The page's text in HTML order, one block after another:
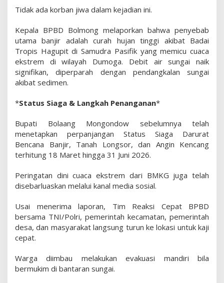
d
m
B
a
n
j
Tidak ada korban jiwa dalam kejadian ini.
Kepala BPBD Bolmong melaporkan bahwa penyebab
utama banjir adalah curah hujan tinggi akibat Badai
Tropis Hagupit di Samudra Pasifik yang memicu cuaca
ekstrem di wilayah Dumoga. Debit air sungai naik
signifikan, diperparah dengan pendangkalan sungai
akibat sedimen.
*Status Siaga & Langkah Penanganan*
Bupati Bolaang Mongondow sebelumnya telah
menetapkan perpanjangan Status Siaga Darurat
Bencana Banjir, Tanah Longsor, dan Angin Kencang
terhitung 18 Maret hingga 31 Juni 2026.
Peringatan dini cuaca ekstrem dari BMKG juga telah
disebarluaskan melalui kanal media sosial.
Usai menerima laporan, Tim Reaksi Cepat BPBD
bersama TNI/Polri, pemerintah kecamatan, pemerintah
desa, dan masyarakat langsung turun ke lokasi untuk kaji
cepat.
Warga diimbau melakukan evakuasi mandiri bila
bermukim di bantaran sungai.